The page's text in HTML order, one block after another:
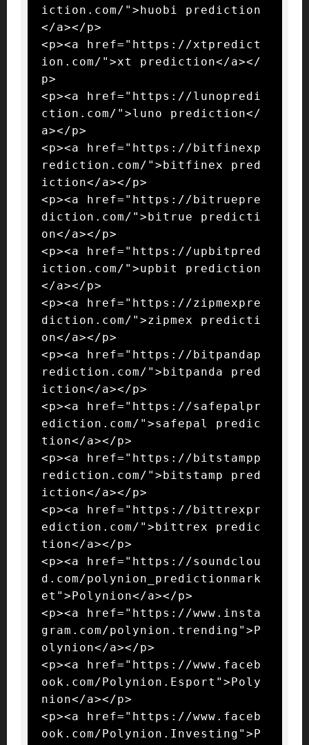
iction.com/">huobi prediction
</a></p>
<p><a href="https://xtpredict
ion.com/">xt prediction</a></
p>
<p><a href="https://lunopredi
ction.com/">luno prediction</
a></p>
<p><a href="https://bitfinexp
rediction.com/">bitfinex pred
iction</a></p>
<p><a href="https://bitruepre
diction.com/">bitrue predicti
on</a></p>
<p><a href="https://upbitpred
iction.com/">upbit prediction
</a></p>
<p><a href="https://zipmexpre
diction.com/">zipmex predicti
on</a></p>
<p><a href="https://bitpandap
rediction.com/">bitpanda pred
iction</a></p>
<p><a href="https://safepalpr
ediction.com/">safepal predic
tion</a></p>
<p><a href="https://bitstampp
rediction.com/">bitstamp pred
iction</a></p>
<p><a href="https://bittrexpr
ediction.com/">bittrex predic
tion</a></p>
<p><a href="https://soundclou
d.com/polynion_predictionmark
et">Polynion</a></p>
<p><a href="https://www.insta
gram.com/polynion.trending">P
olynion</a></p>
<p><a href="https://www.faceb
ook.com/Polynion.Esport">Poly
nion</a></p>
<p><a href="https://www.faceb
ook.com/Polynion.Investing">P